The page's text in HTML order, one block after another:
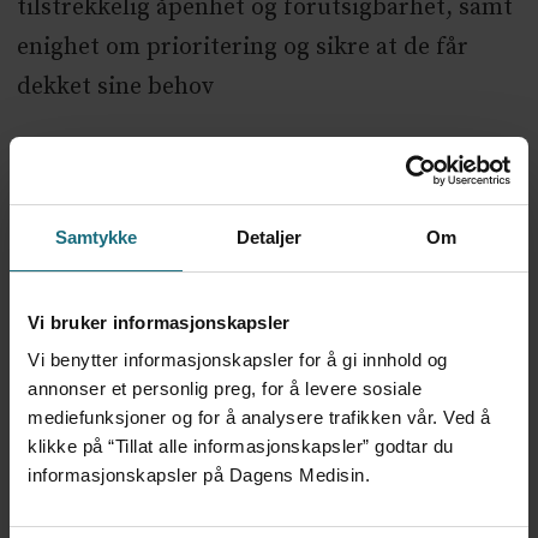
Samtykke Detaljer Om
Vi bruker informasjonskapsler
Vi benytter informasjonskapsler for å gi innhold og
annonser et personlig preg, for å levere sosiale
mediefunksjoner og for å analysere trafikken vår. Ved å
klikke på “Tillat alle informasjonskapsler” godtar du
informasjonskapsler på Dagens Medisin.
tilstrekkelig åpenhet og forutsigbarhet, samt
enighet om prioritering og sikre at de får
dekket sine behov
– Modernisering, standardisering og
harmonisering av den grunnleggende IKT-
infrastrukturen i Helse Sør-Øst. Inngåelse av
samarbeid med ekstern partner som skal gi
raskere og rimeligere modernisering av IKT
og mer kostnadseffektive løsninger.
IKT 2 NYHETER